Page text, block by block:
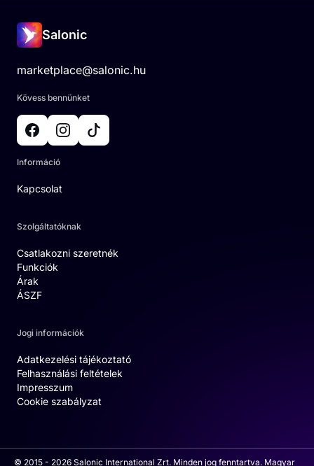
Salonic
marketplace@salonic.hu
Kövess bennünket
Információ
Kapcsolat
Szolgáltatóknak
Csatlakozni szeretnék
Funkciók
Árak
ÁSZF
Jogi információk
Adatkezelési tájékoztató
Felhasználási feltételek
Impresszum
Cookie szabályzat
© 2015 - 2026 Salonic International Zrt. Minden jog fenntartva. Magyar